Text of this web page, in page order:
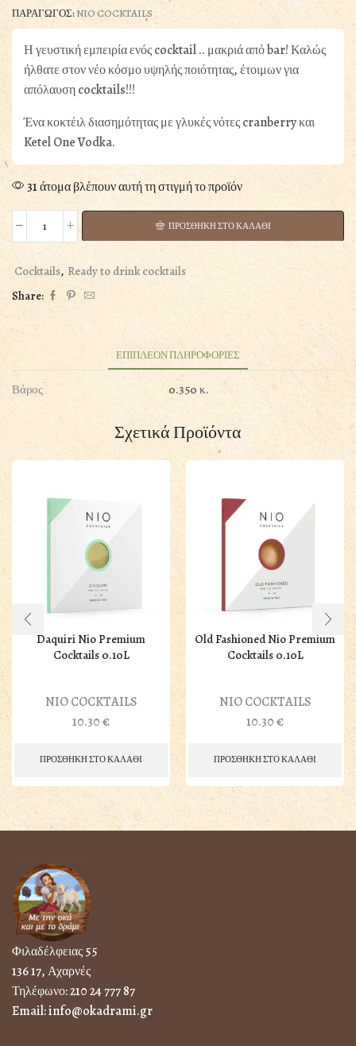
ΠΑΡΑΓΩΓΟΣ:NIO COCKTAILS
Η γευστική εμπειρία ενός cocktail .. μακριά από bar! Καλώς
ήλθατε στον νέο κόσμο υψηλής ποιότητας, έτοιμων για
απόλαυση cocktails!!!
Ένα κοκτέιλ διασημότητας με γλυκές νότες cranberry και
Ketel One Vodka.
31 άτομα βλέπουν αυτή τη στιγμή το προϊόν
Cosmopolitan
Nio
Premium
Cocktails
0.10L
ΠΡΟΣΘΗΚΗ ΣΤΟ ΚΑΛΑΘΙ
Cocktails, Ready to drink cocktails
Share:
ΕΠΙΠΛΕΟΝ ΠΛΗΡΟΦΟΡΙΕΣ
Βάρος 0.350 κ.
Σχετικά Προϊόντα
Daquiri Nio Premium
Cocktails 0.10L
NIO COCKTAILS
10.30€
ΠΡΟΣΘΗΚΗ ΣΤΟ ΚΑΛΑΘΙ
Old Fashioned Nio Premium
Cocktails 0.10L
NIO COCKTAILS
10.30€
ΠΡΟΣΘΗΚΗ ΣΤΟ ΚΑΛΑΘΙ
Φιλαδέλφειας 55
136 17, Αχαρνές
Τηλέφωνο:210 24 777 87
Email:info@okadrami.gr